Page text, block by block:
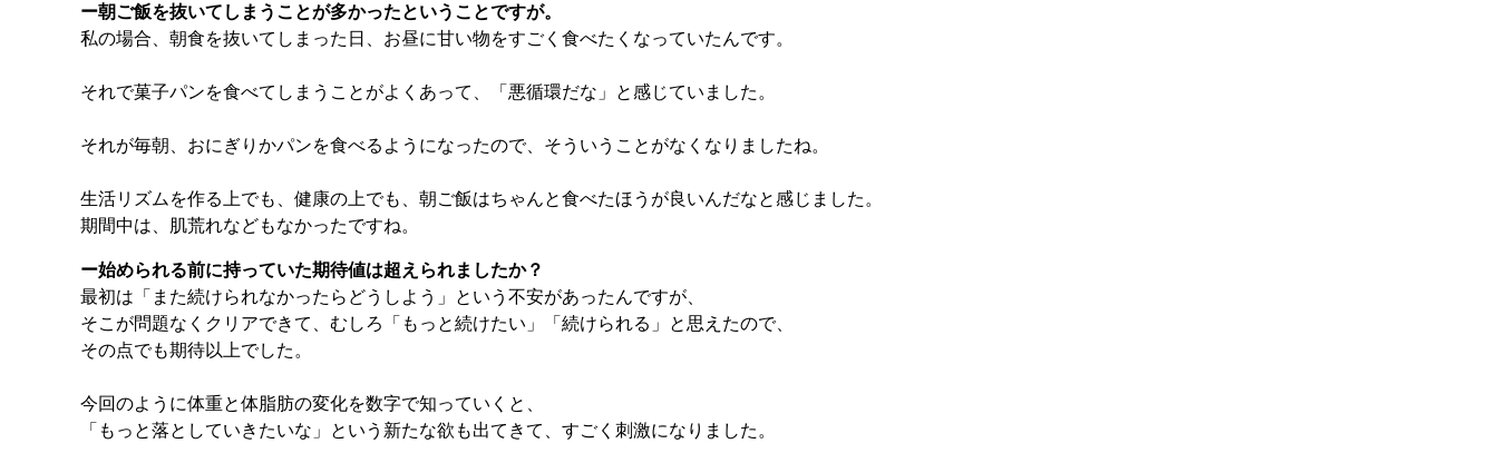
ー朝ご飯を抜いてしまうことが多かったということですが。
私の場合、朝食を抜いてしまった日、お昼に甘い物をすごく食べたくなっていたんです。
それで菓子パンを食べてしまうことがよくあって、「悪循環だな」と感じていました。
それが毎朝、おにぎりかパンを食べるようになったので、そういうことがなくなりましたね。
生活リズムを作る上でも、健康の上でも、朝ご飯はちゃんと食べたほうが良いんだなと感じました。
期間中は、肌荒れなどもなかったですね。
ー始められる前に持っていた期待値は超えられましたか？
最初は「また続けられなかったらどうしよう」という不安があったんですが、
そこが問題なくクリアできて、むしろ「もっと続けたい」「続けられる」と思えたので、
その点でも期待以上でした。
今回のように体重と体脂肪の変化を数字で知っていくと、
「もっと落としていきたいな」という新たな欲も出てきて、すごく刺激になりました。